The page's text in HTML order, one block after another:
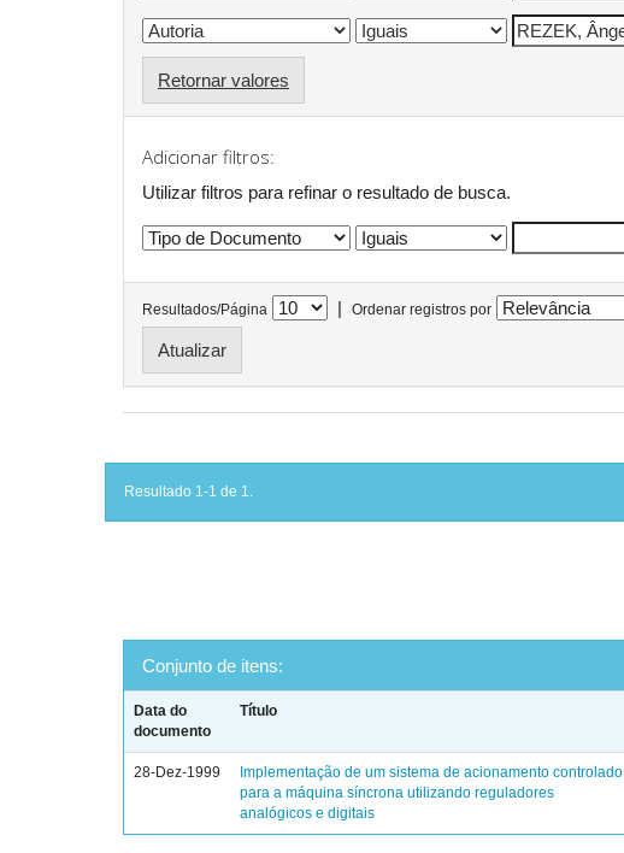
Retornar valores
Adicionar filtros:
Utilizar filtros para refinar o resultado de busca.
Resultados/Página | Ordenar registros por
Resultado 1-1 de 1.
Conjunto de itens:
Data do
documento
Título
28-Dez-1999
Implementação de um sistema de acionamento controlado
para a máquina síncrona utilizando reguladores
analógicos e digitais